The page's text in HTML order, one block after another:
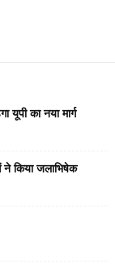
यूपी का नया मार्ग
ने किया जलाभिषेक